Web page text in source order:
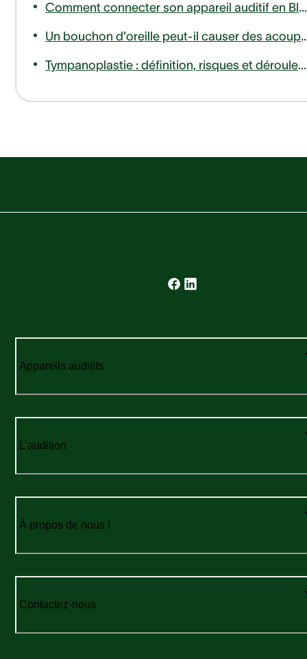
Comment connecter son appareil auditif en Bluetooth à son téléphone ou télévision ?
Un bouchon d'oreille
Tympanoplastie : définition, risques et déroulement
Appareils auditifs
L'audition
À propos de nous !
Contactez-nous